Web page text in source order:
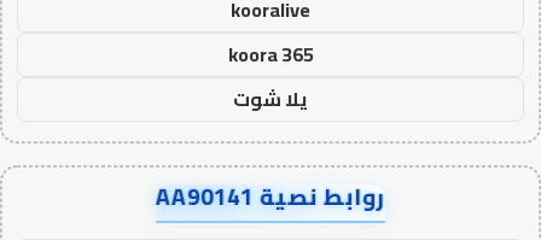
kooralive
koora 365
يلا شوت
روابط نصية AA90141